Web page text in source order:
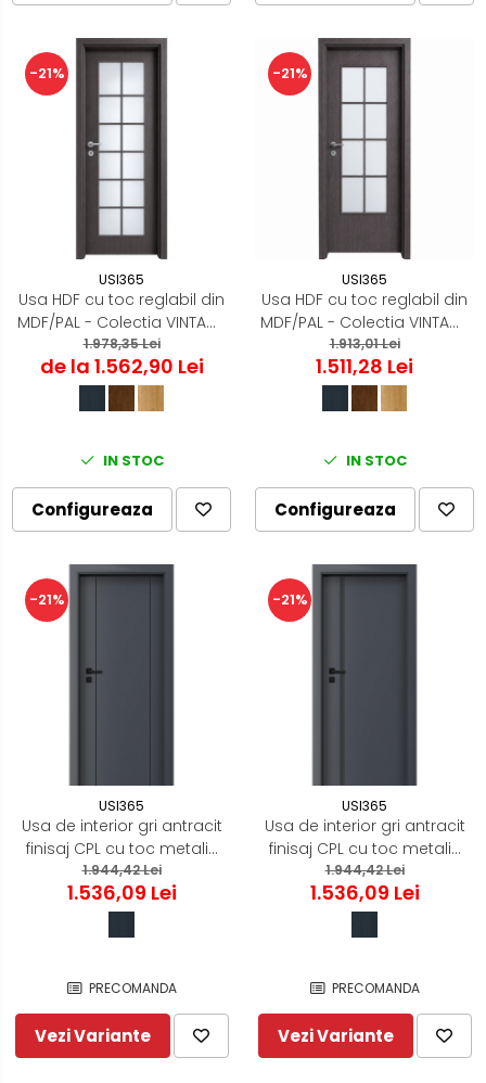
-21%
USI365
Usa HDF cu toc reglabil din
MDF/PAL - Colectia VINTAGE
5.5
1.978,35 Lei
de la 1.562,90 Lei
IN STOC
Configureaza
-21%
USI365
Usa HDF cu toc reglabil din
MDF/PAL - Colectia VINTAGE
5.4 - Culoare Gri Antracit
1.913,01 Lei
1.511,28 Lei
IN STOC
Configureaza
-21%
USI365
Usa de interior gri antracit
finisaj CPL cu toc metalic
negru mat - ORIZONT 3.6
1.944,42 Lei
1.536,09 Lei
PRECOMANDA
Vezi Variante
-21%
USI365
Usa de interior gri antracit
finisaj CPL cu toc metalic
negru mat - ORIZONT 3.7
1.944,42 Lei
1.536,09 Lei
PRECOMANDA
Vezi Variante